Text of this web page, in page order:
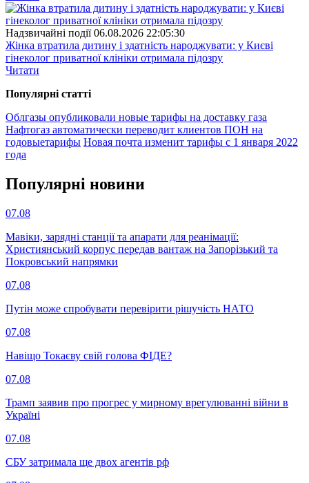
Надзвичайні події 06.08.2026 22:05:30
Жінка втратила дитину і здатність народжувати: у Києві
гінеколог приватної клініки отримала підозру
Читати
Популярнi статтi
Облгазы опубликовали новые тарифы на доставку газа
Нафтогаз автоматически переводит клиентов ПОН на
годовыетарифы Новая почта изменит тарифы с 1 января 2022
года
Популярнi новини
07.08
Мавіки, зарядні станції та апарати для реанімації:
Християнський корпус передав вантаж на Запорізький та
Покровський напрямки
07.08
Путін може спробувати перевірити рішучість НАТО
07.08
Навіщо Токаєву свій голова ФІДЕ?
07.08
Трамп заявив про прогрес у мирному врегулюванні війни в
Україні
07.08
СБУ затримала ще двох агентів рф